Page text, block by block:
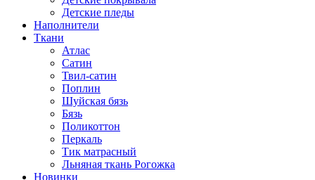
Детские пледы
Наполнители
Ткани
Атлас
Сатин
Твил-сатин
Поплин
Шуйская бязь
Бязь
Поликоттон
Перкаль
Тик матрасный
Льняная ткань Рогожка
Новинки